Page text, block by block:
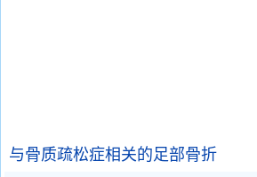
与骨质疏松症相关的足部骨折